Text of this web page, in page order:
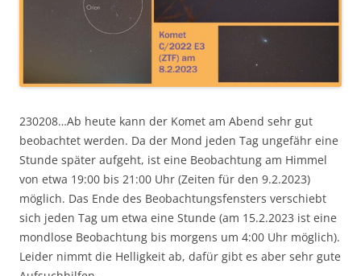
230208…Ab heute kann der Komet am Abend sehr gut
beobachtet werden. Da der Mond jeden Tag ungefähr eine
Stunde später aufgeht, ist eine Beobachtung am Himmel
von etwa 19:00 bis 21:00 Uhr (Zeiten für den 9.2.2023)
möglich. Das Ende des Beobachtungsfensters verschiebt
sich jeden Tag um etwa eine Stunde (am 15.2.2023 ist eine
mondlose Beobachtung bis morgens um 4:00 Uhr möglich).
Leider nimmt die Helligkeit ab, dafür gibt es aber sehr gute